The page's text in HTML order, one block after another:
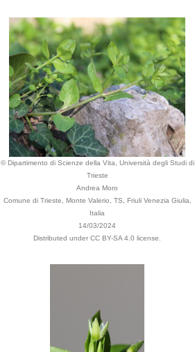
© Dipartimento di Scienze della Vita, Università degli Studi di
Trieste
Andrea Moro
Comune di Trieste, Monte Valerio, TS, Friuli Venezia Giulia,
Italia
14/03/2024
Distributed under CC BY-SA 4.0 license.